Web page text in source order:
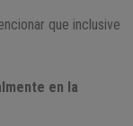
que inclusive
en la